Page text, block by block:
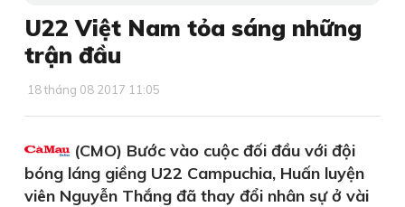
U22 Việt Nam tỏa sáng những
trận đầu
18 tháng 08 2017 11:05
(CMO) Bước vào cuộc đối đầu với đội
bóng láng giềng U22 Campuchia, Huấn luyện
viên Nguyễn Thắng đã thay đổi nhân sự ở vài